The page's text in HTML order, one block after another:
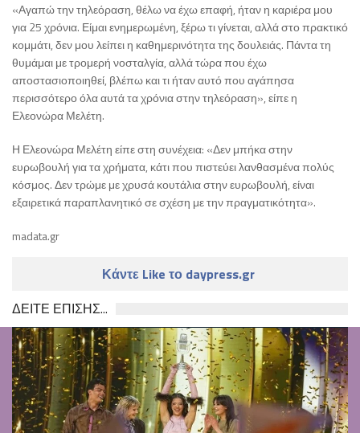
«Αγαπώ την τηλεόραση, θέλω να έχω επαφή, ήταν η καριέρα μου
για 25 χρόνια. Είμαι ενημερωμένη, ξέρω τι γίνεται, αλλά στο πρακτικό
κομμάτι, δεν μου λείπει η καθημερινότητα της δουλειάς. Πάντα τη
θυμάμαι με τρομερή νοσταλγία, αλλά τώρα που έχω
αποστασιοποιηθεί, βλέπω και τι ήταν αυτό που αγάπησα
περισσότερο όλα αυτά τα χρόνια στην τηλεόραση», είπε η
Ελεονώρα Μελέτη.
Η Ελεονώρα Μελέτη είπε στη συνέχεια: «Δεν μπήκα στην
ευρωβουλή για τα χρήματα, κάτι που πιστεύει λανθασμένα πολύς
κόσμος. Δεν τρώμε με χρυσά κουτάλια στην ευρωβουλή, είναι
εξαιρετικά παραπλανητικό σε σχέση με την πραγματικότητα».
madata.gr
Κάντε Like το daypress.gr
ΔΕΙΤΕ ΕΠΙΣΗΣ...